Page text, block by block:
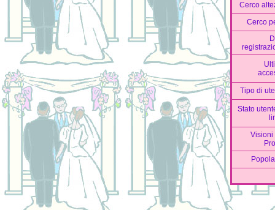
Cerco
Cerco
Tipo di
Stato
Visioni